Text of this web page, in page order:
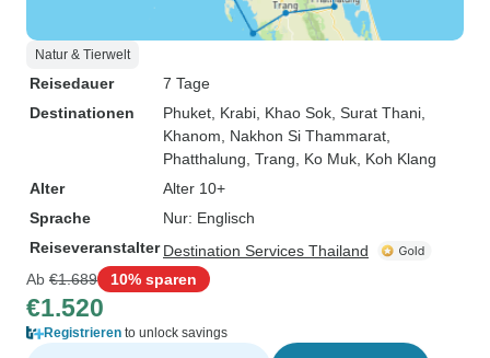
Natur & Tierwelt
Reisedauer
7 Tage
Destinationen
Phuket , Krabi , Khao Sok , Surat Thani
Khanom , Nakhon Si Thammarat
Phatthalung , Trang , Ko Muk , Koh Klang
Alter
Alter 10+
Sprache
Nur: Englisch
Reiseveranstalter Destination Services Thailand
Ab €1.689 10% sparen
€1.520
Registrieren to unlock savings